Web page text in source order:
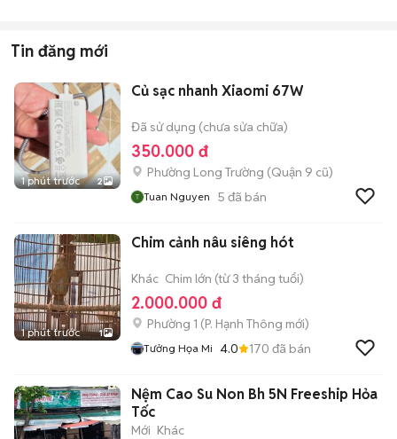
Tin đăng mới
1 phút trước 2
Củ sạc nhanh Xiaomi 67W
Đã sử dụng (chưa sửa chữa)
350.000 đ
Phường Long Trường (Quận 9 cũ)
Tuan Nguyen 5 đã bán
1 phút trước 1
Chim cảnh nâu siêng hót
Khác Chim lớn (từ 3 tháng tuổi)
2.000.000 đ
Phường 1 (P. Hạnh Thông mới)
Tưởng Họa Mi 4.0 170 đã bán
Nệm Cao Su Non Bh 5N Freeship Hỏa
Tốc
Mới Khác